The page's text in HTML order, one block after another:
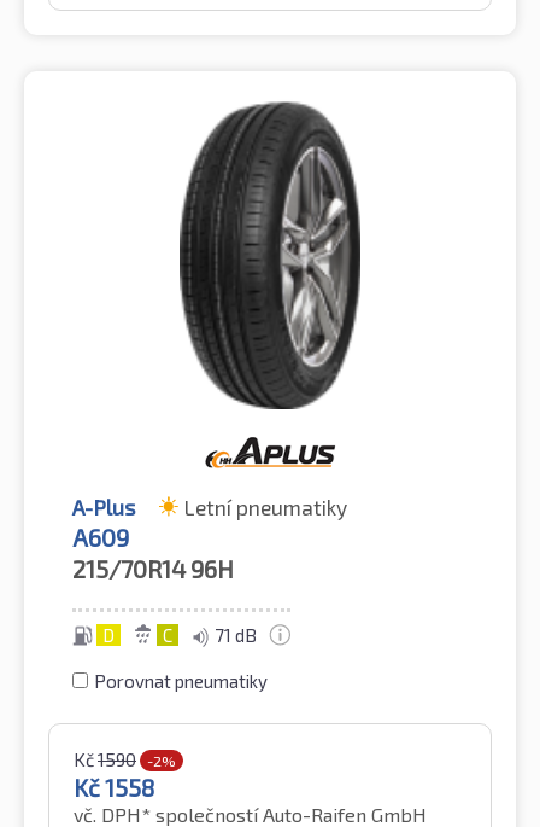
A-Plus Letní pneumatiky
A609
215/70R14 96H
D C 71 dB
Porovnat pneumatiky
Kč1590 -2%
Kč1558
vč. DPH* společností Auto-Raifen GmbH